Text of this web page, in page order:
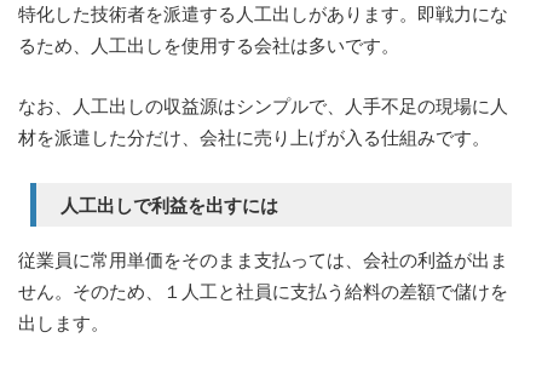
特化した技術者を派遣する人工出しがあります。即戦力にな
るため、人工出しを使用する会社は多いです。
なお、人工出しの収益源はシンプルで、人手不足の現場に人
材を派遣した分だけ、会社に売り上げが入る仕組みです。
人工出しで利益を出すには
従業員に常用単価をそのまま支払っては、会社の利益が出ま
せん。そのため、１人工と社員に支払う給料の差額で儲けを
出します。